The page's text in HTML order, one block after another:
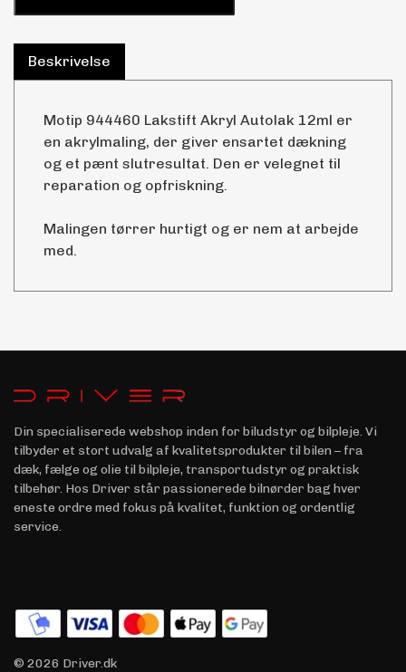
Beskrivelse
Motip 944460 Lakstift Akryl Autolak 12ml er
en akrylmaling, der giver ensartet dækning
og et pænt slutresultat. Den er velegnet til
reparation og opfriskning.
Malingen tørrer hurtigt og er nem at arbejde
med.
Din specialiserede webshop inden for biludstyr og bilpleje. Vi
tilbyder et stort udvalg af kvalitetsprodukter til bilen – fra
dæk, fælge og olie til bilpleje, transportudstyr og praktisk
tilbehør. Hos Driver står passionerede bilnørder bag hver
eneste ordre med fokus på kvalitet, funktion og ordentlig
service.
© 2026 Driver.dk